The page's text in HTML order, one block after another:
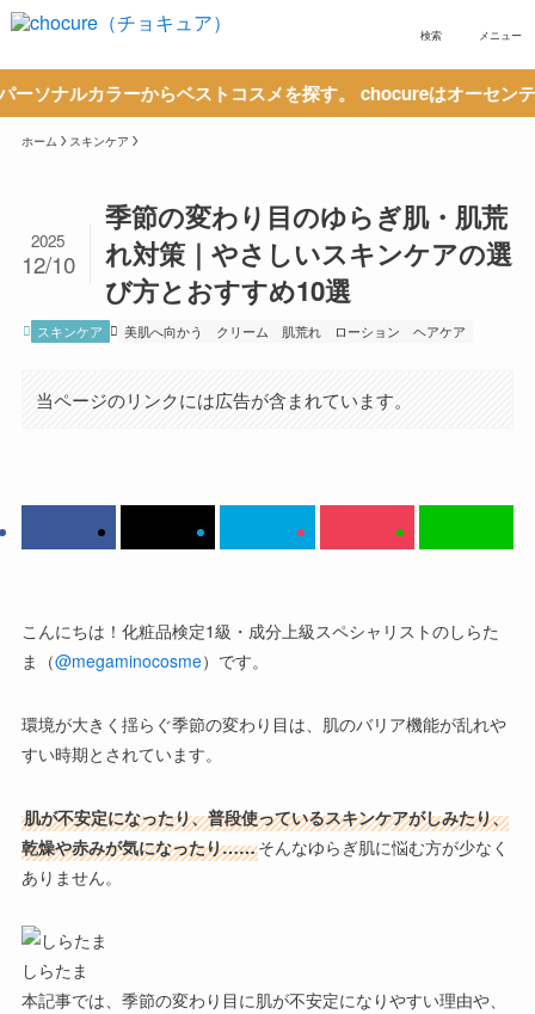
検索 メニュー
ーからベストコスメを探す。 chocureはオーセンティックな情
ホーム スキンケア
季節の変わり目のゆらぎ肌・肌荒
れ対策｜やさしいスキンケアの選
び方とおすすめ10選
2025
12/10
スキンケア 美肌へ向かう クリーム 肌荒れ ローション ヘアケア
当ページのリンクには広告が含まれています。
こんにちは！化粧品検定1級・成分上級スペシャリストのしらた
ま（@megaminocosme）です。
環境が大きく揺らぐ季節の変わり目は、肌のバリア機能が乱れや
すい時期とされています。
肌が不安定になったり、普段使っているスキンケアがしみたり、
乾燥や赤みが気になったり……そんなゆらぎ肌に悩む方が少なく
ありません。
しらたま
本記事では、 季節の変わり目に肌が不安定になりやすい理由や、